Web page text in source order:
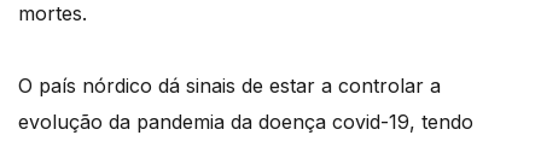
mortes.
O país nórdico dá sinais de estar a controlar a
evolução da pandemia da doença covid-19, tendo